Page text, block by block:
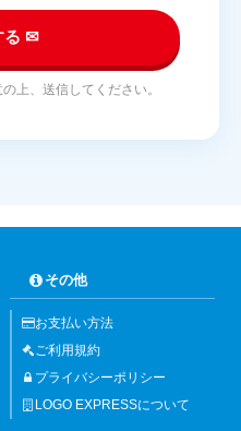
る ✉
上、送信してください。
その他
お支払い方法
ご利用規約
プライバシーポリシー
LOGO EXPRESSについて